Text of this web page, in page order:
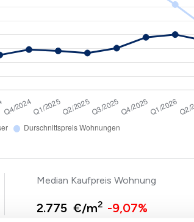
Kaufpreis Wohnung
2.775 €/m2 -9,07%